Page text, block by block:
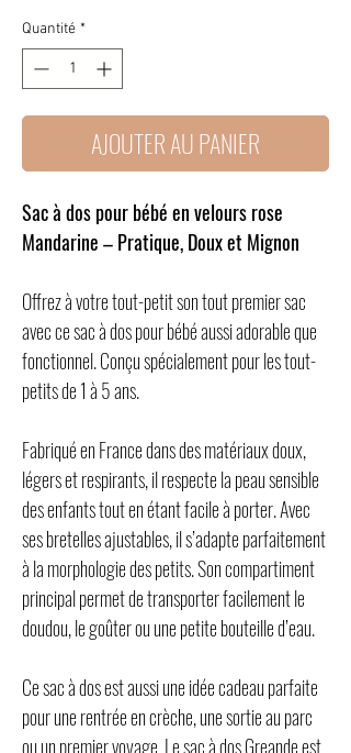
Quantité *
AJOUTER AU PANIER
Sac à dos pour bébé en velours rose
Mandarine – Pratique, Doux et Mignon
Offrez à votre tout-petit son tout premier sac
avec ce sac à dos pour bébé aussi adorable que
fonctionnel. Conçu spécialement pour les tout-
petits de 1 à 5 ans.
Fabriqué en France dans des matériaux doux,
légers et respirants, il respecte la peau sensible
des enfants tout en étant facile à porter. Avec
ses bretelles ajustables, il s’adapte parfaitement
à la morphologie des petits. Son compartiment
principal permet de transporter facilement le
doudou, le goûter ou une petite bouteille d’eau.
Ce sac à dos est aussi une idée cadeau parfaite
pour une rentrée en crèche, une sortie au parc
ou un premier voyage. Le sac à dos Greande est